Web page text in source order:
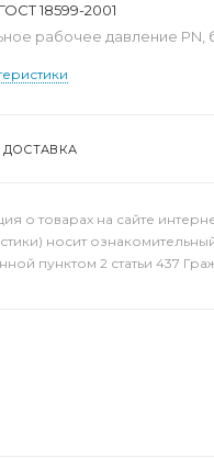
ГОСТ 18599-2001
рабочее давление PN,
о товарах на сайте
носит
пунктом 2 статьи 437